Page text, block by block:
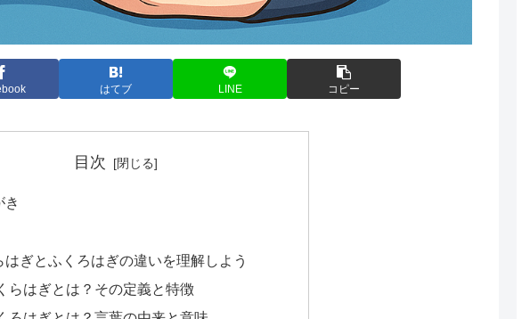
はてブ LINE コピー
目次
き
はぎとふくろはぎの違いを理解しよう
らはぎとは？その定義と特徴